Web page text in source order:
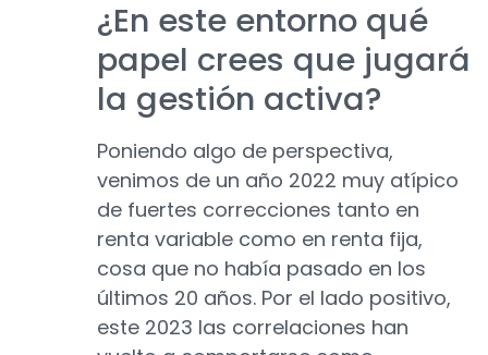
¿En este entorno qué
papel crees que jugará
la gestión activa?
Poniendo algo de perspectiva,
venimos de un año 2022 muy atípico
de fuertes correcciones tanto en
renta variable como en renta fija,
cosa que no había pasado en los
últimos 20 años. Por el lado positivo,
este 2023 las correlaciones han